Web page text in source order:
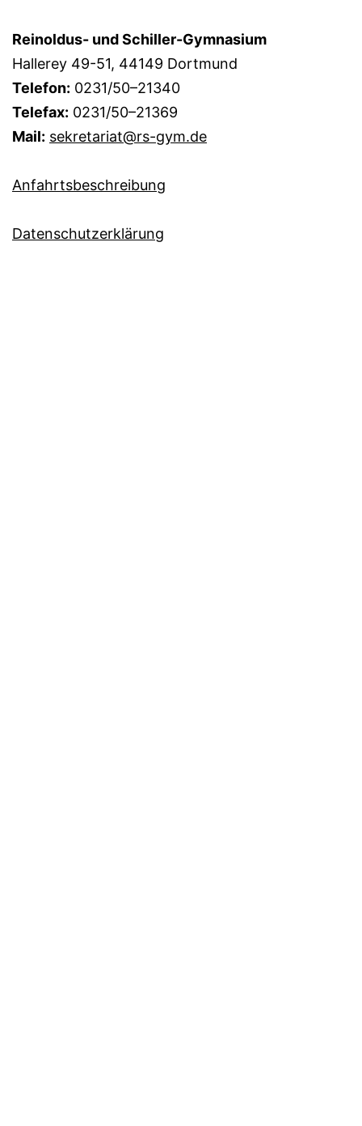
Reinoldus- und Schiller-Gymnasium
Hallerey 49-51, 44149 Dortmund
Telefon: 0231/50–21340
Telefax: 0231/50–21369
Mail: sekretariat@rs-gym.de
Anfahrtsbeschreibung
Datenschutzerklärung